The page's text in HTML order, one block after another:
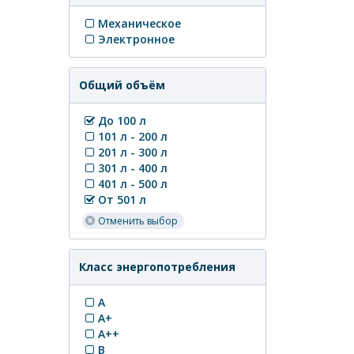
Механическое
Электронное
Общий объём
До 100 л
101 л - 200 л
201 л - 300 л
301 л - 400 л
401 л - 500 л
От 501 л
Отменить выбор
Класс энергопотребления
A
A+
A++
B